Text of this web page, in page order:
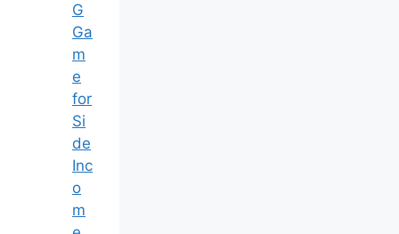
G
Ga
m
e
for
Si
de
Inc
o
m